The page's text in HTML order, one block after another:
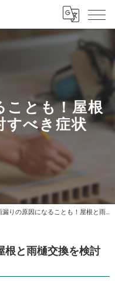
ことも！屋根
すべき症状
りの原因になることも！屋根と雨樋交換を検討すべき症状
と雨樋交換を検討